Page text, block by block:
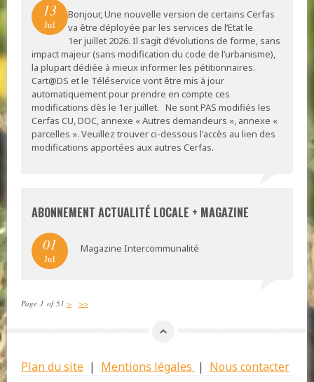
13
Jul
Bonjour, Une nouvelle version de certains Cerfas
va être déployée par les services de l’Etat le
1er juillet 2026. Il s’agit d’évolutions de forme, sans
impact majeur (sans modification du code de l’urbanisme),
la plupart dédiée à mieux informer les pétitionnaires.
Cart@DS et le Téléservice vont être mis à jour
automatiquement pour prendre en compte ces
modifications dès le 1er juillet. Ne sont PAS modifiés les
Cerfas CU, DOC, annexe « Autres demandeurs », annexe «
parcelles ». Veuillez trouver ci-dessous l'accès au lien des
modifications apportées aux autres Cerfas.
ABONNEMENT ACTUALITÉ LOCALE + MAGAZINE
01
Jul
Magazine Intercommunalité
Page 1 of 51 > >>
Plan du site | Mentions légales | Nous contacter